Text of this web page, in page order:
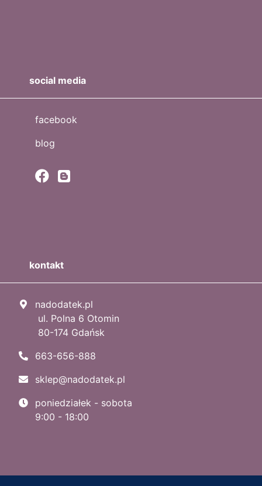
social media
facebook
blog
kontakt
nadodatek.pl
ul. Polna 6 Otomin
80-174 Gdańsk
663-656-888
sklep@nadodatek.pl
poniedziałek - sobota
9:00 - 18:00